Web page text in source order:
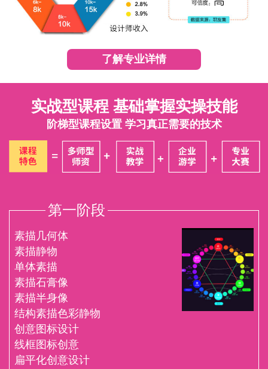
了解专业详情
实战型课程 基础掌握实操技能
阶梯型课程设置 学习真正需要的技术
素描几何体
素描静物
单体素描
素描石膏像
素描半身像
结构素描色彩静物
创意图标设计
线框图标创意
扁平化创意设计
第一阶段